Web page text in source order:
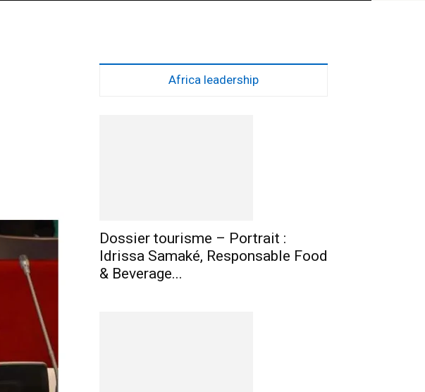
Africa leadership
Dossier tourisme – Portrait :
Idrissa Samaké, Responsable Food
& Beverage...